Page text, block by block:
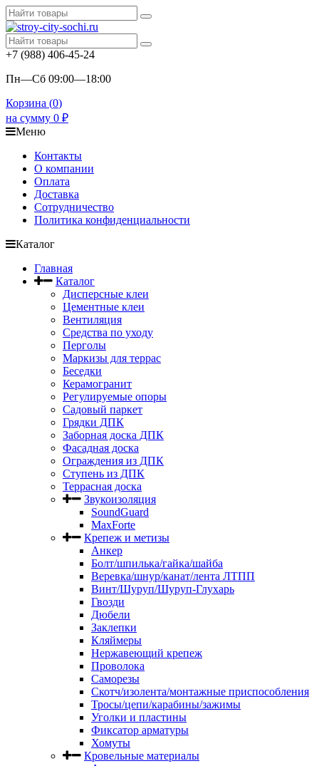
+7 (988) 406-45-24
Пн—Сб 09:00—18:00
Корзина (0)
на сумму 0 ₽
Меню
Контакты
О компании
Оплата
Доставка
Сотрудничество
Политика конфиденциальности
Каталог
Главная
Каталог
Дисперсные клеи
Цементные клеи
Вентиляция
Средства по уходу
Перголы
Маркизы для террас
Беседки
Керамогранит
Регулируемые опоры
Садовый паркет
Грядки ДПК
Заборная доска ДПК
Фасадная доска
Ограждения из ДПК
Ступень из ДПК
Террасная доска
Звукоизоляция
SoundGuard
MaxForte
Крепеж и метизы
Анкер
Болт/шпилька/гайка/шайба
Веревка/шнур/канат/лента ЛТПП
Винт/Шуруп/Шуруп-Глухарь
Гвозди
Дюбели
Заклепки
Кляймеры
Нержавеющий крепеж
Проволока
Саморезы
Скотч/изолента/монтажные приспособления
Тросы/цепи/карабины/зажимы
Уголки и пластины
Фиксатор арматуры
Хомуты
Кровельные материалы